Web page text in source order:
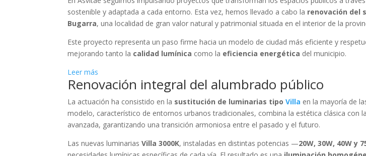
sostenible y adaptada a cada entorno. Esta vez, hemos llevado a cabo la renovación del
Bugarra, una localidad de gran valor natural y patrimonial situada en el interior de la
Este proyecto representa un paso firme hacia un modelo de ciudad más eficiente y
mejorando tanto la calidad lumínica como la eficiencia energética del municipio.
Leer más
Iluminando
corazón
de
Bugarra
Renovación integral del alumbrado público
La actuación ha consistido en la sustitución de luminarias tipoVilla en la mayoría de
modelo, característico de entornos urbanos tradicionales, combina la estética clásica con
avanzada, garantizando una transición armoniosa entre el pasado y el futuro.
Las nuevas luminariasVilla 3000K, instaladas en distintas potencias —20W, 30W, 40W y